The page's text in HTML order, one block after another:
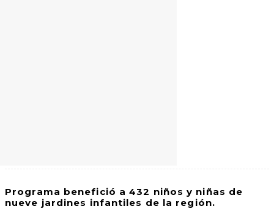
Programa benefició a 432 niños y niñas de
nueve jardines infantiles de la región.